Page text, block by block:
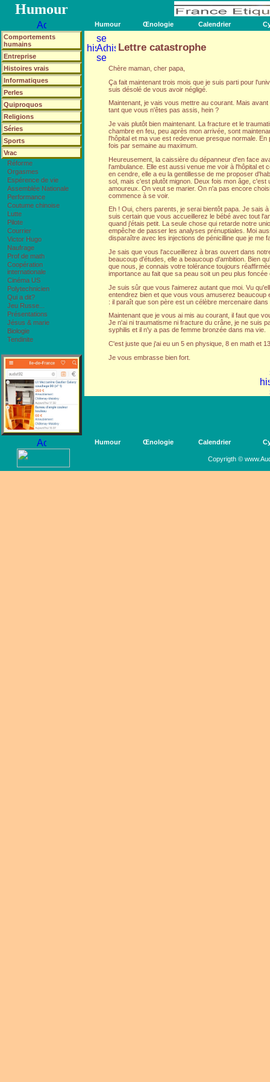
Humour
Humour Œnologie Calendrier
Comportements
humains
Entreprise
Histoires vrais
Informatiques
Perles
Quiproquos
Religions
Séries
Sports
Vrac
Réforme
Orgasmes
Espérence de vie
Assemblée Nationale
Performance
Coutume chinoise
Lutte
Pilote
Courrier
Victor Hugo
Naufrage
Prof de math
Coopération
internationale
Cinéma US
Polytechnicien
Qui a dit?
Jeu Russe...
Présentations
Jésus & marie
Biologie
Tendinite
Lettre catastrophe
Chère maman, cher papa,
Ça fait maintenant trois mois que je suis parti pour
suis désolé de vous avoir négligé.
Maintenant, je vais vous mettre au courant. Mais
tant que vous n'êtes pas assis, hein ?
Je vais plutôt bien maintenant. La fracture et le
chambre en feu, peu après mon arrivée, sont
l'hôpital et ma vue est redevenue presque normale.
fois par semaine au maximum.
Heureusement, la caissière du dépanneur d'en face
l'ambulance. Elle est aussi venue me voir à l'hôpital et
en cendre, elle a eu la gentillesse de me proposer
sol, mais c'est plutôt mignon. Deux fois mon âge,
amoureux. On veut se marier. On n'a pas encore
commence à se voir.
Eh ! Oui, chers parents, je serai bientôt papa. Je sais
suis certain que vous accueillerez le bébé avec tout
quand j'étais petit. La seule chose qui retarde notre
empêche de passer les analyses prénuptiales. Moi
disparaître avec les injections de pénicilline que je me
Je sais que vous l'accueillerez à bras ouvert dans
beaucoup d'études, elle a beaucoup d'ambition. Bien
que nous, je connais votre tolérance toujours
importance au fait que sa peau soit un peu plus foncée
Je suis sûr que vous l'aimerez autant que moi. Vu
entendrez bien et que vous vous amuserez
: il paraît que son père est un célèbre mercenaire
Maintenant que je vous ai mis au courant, il faut que
Je n'ai ni traumatisme ni fracture du crâne, je ne suis
syphilis et il n'y a pas de femme bronzée dans ma vie.
C'est juste que j'ai eu un 5 en physique, 8 en math et
Je vous embrasse bien fort.
Humour Œnologie Calendrier
Copyrigth ©